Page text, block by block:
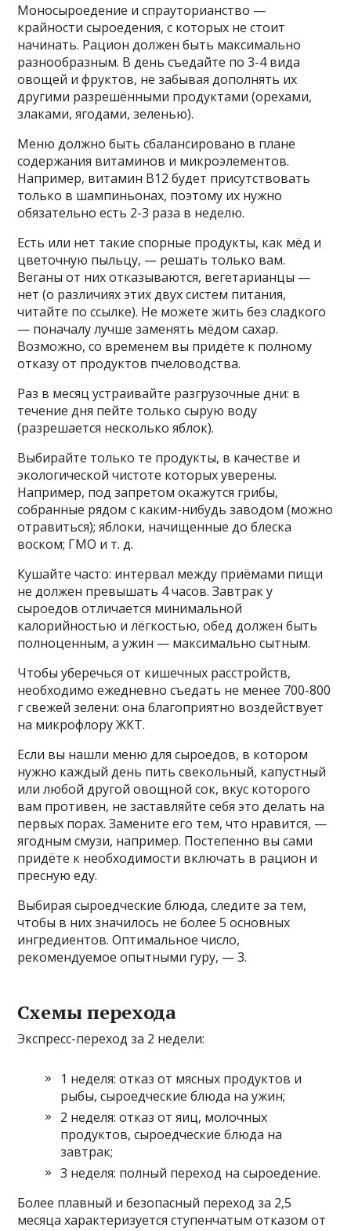
Моносыроедение и спрауторианство —
крайности сыроедения, с которых не стоит
начинать. Рацион должен быть максимально
разнообразным. В день съедайте по 3-4 вида
овощей и фруктов, не забывая дополнять их
другими разрешёнными продуктами (орехами,
злаками, ягодами, зеленью).
Меню должно быть сбалансировано в плане
содержания витаминов и микроэлементов.
Например, витамин В12 будет присутствовать
только в шампиньонах, поэтому их нужно
обязательно есть 2-3 раза в неделю.
Есть или нет такие спорные продукты, как мёд и
цветочную пыльцу, — решать только вам.
Веганы от них отказываются, вегетарианцы —
нет (о различиях этих двух систем питания,
читайте по ссылке). Не можете жить без сладкого
— поначалу лучше заменять мёдом сахар.
Возможно, со временем вы придёте к полному
отказу от продуктов пчеловодства.
Раз в месяц устраивайте разгрузочные дни: в
течение дня пейте только сырую воду
(разрешается несколько яблок).
Выбирайте только те продукты, в качестве и
экологической чистоте которых уверены.
Например, под запретом окажутся грибы,
собранные рядом с каким-нибудь заводом (можно
отравиться); яблоки, начищенные до блеска
воском; ГМО и т. д.
Кушайте часто: интервал между приёмами пищи
не должен превышать 4 часов. Завтрак у
сыроедов отличается минимальной
калорийностью и лёгкостью, обед должен быть
полноценным, а ужин — максимально сытным.
Чтобы уберечься от кишечных расстройств,
необходимо ежедневно съедать не менее 700-800
г свежей зелени: она благоприятно воздействует
на микрофлору ЖКТ.
Если вы нашли меню для сыроедов, в котором
нужно каждый день пить свекольный, капустный
или любой другой овощной сок, вкус которого
вам противен, не заставляйте себя это делать на
первых порах. Замените его тем, что нравится, —
ягодным смузи, например. Постепенно вы сами
придёте к необходимости включать в рацион и
пресную еду.
Выбирая сыроедческие блюда, следите за тем,
чтобы в них значилось не более 5 основных
ингредиентов. Оптимальное число,
рекомендуемое опытными гуру, — 3.
Схемы перехода
Экспресс-переход за 2 недели:
1 неделя: отказ от мясных продуктов и
рыбы, сыроедческие блюда на ужин;
2 неделя: отказ от яиц, молочных
продуктов, сыроедческие блюда на
завтрак;
3 неделя: полный переход на сыроедение.
Более плавный и безопасный переход за 2,5
месяца характеризуется ступенчатым отказом от